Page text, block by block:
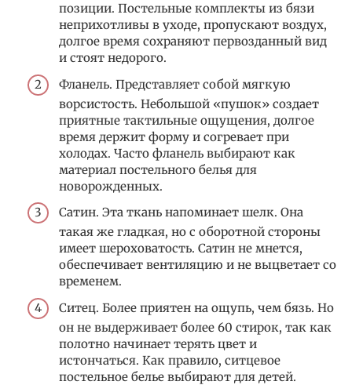
позиции. Постельные комплекты из бязи
неприхотливы в уходе, пропускают воздух,
долгое время сохраняют первозданный вид
и стоят недорого.
Фланель. Представляет собой мягкую
ворсистость. Небольшой «пушок» создает
приятные тактильные ощущения, долгое
время держит форму и согревает при
холодах. Часто фланель выбирают как
материал постельного белья для
новорожденных.
Сатин. Эта ткань напоминает шелк. Она
такая же гладкая, но с оборотной стороны
имеет шероховатость. Сатин не мнется,
обеспечивает вентиляцию и не выцветает со
временем.
Ситец. Более приятен на ощупь, чем бязь. Но
он не выдерживает более 60 стирок, так как
полотно начинает терять цвет и
истончаться. Как правило, ситцевое
постельное белье выбирают для детей.